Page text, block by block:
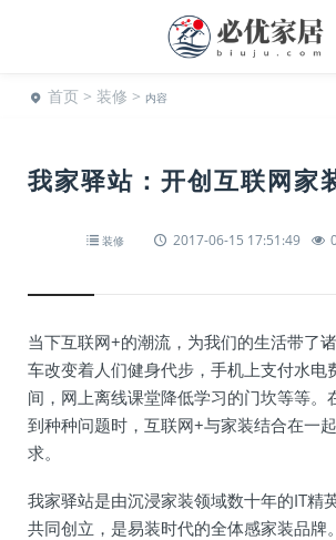
首页 > 装修 > 内容
我家驿站：开创互联网家
装修 2017-06-15 17:51:49
当下互联网+的潮流，为我们的生活带了
车改变着人们健身代步，手机上支付水电
间，网上离线课堂降低学习的门坎等等。
到种种问题时，互联网+与家装结合在一
求。
我家驿站是由沉浸家装领域数十年的IT精
共同创立，是易装时代的全体感家装品牌